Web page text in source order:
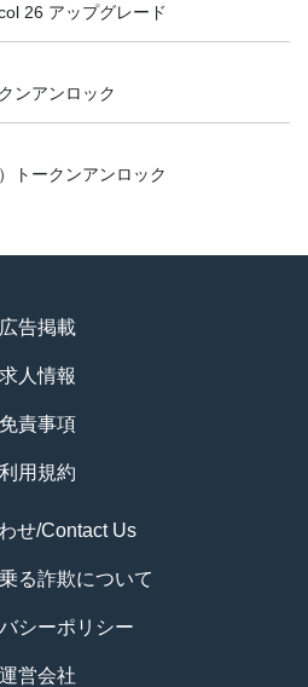
26 アップグレード
ンアンロック
トークンアンロック
広告掲載
求人情報
免責事項
利用規約
せ/Contact Us
る詐欺について
シーポリシー
運営会社